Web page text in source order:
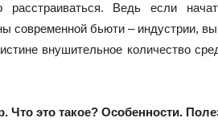
расстраиваться. Ведь если
современной бьюти – индустрии,
внушительное количество
Что это такое? Особенности.